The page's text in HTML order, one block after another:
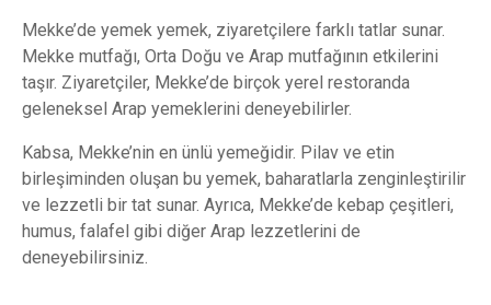
Mekke’de yemek yemek, ziyaretçilere farklı tatlar sunar.
Mekke mutfağı, Orta Doğu ve Arap mutfağının etkilerini
taşır. Ziyaretçiler, Mekke’de birçok yerel restoranda
geleneksel Arap yemeklerini deneyebilirler.
Kabsa, Mekke’nin en ünlü yemeğidir. Pilav ve etin
birleşiminden oluşan bu yemek, baharatlarla zenginleştirilir
ve lezzetli bir tat sunar. Ayrıca, Mekke’de kebap çeşitleri,
humus, falafel gibi diğer Arap lezzetlerini de
deneyebilirsiniz.